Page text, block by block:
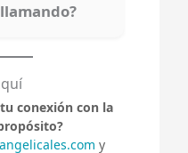
conexión con la
y